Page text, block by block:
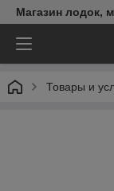
Магазин лодок,
Товары и